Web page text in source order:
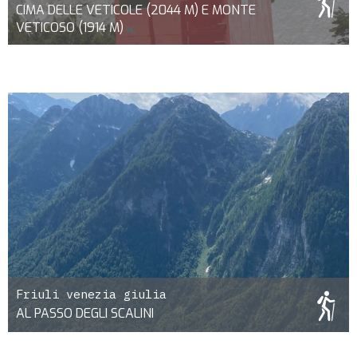
CIMA DELLE VETICOLE (2044 M) E MONTE
VETICOSO (1914 M)
Friuli venezia giulia
AL PASSO DEGLI SCALINI